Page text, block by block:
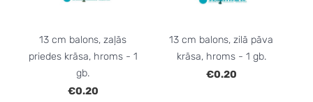
13 cm balons, zaļās
priedes krāsa, hroms - 1
gb.
€0.20
13 cm balons, zilā pāva
krāsa, hroms - 1 gb.
€0.20